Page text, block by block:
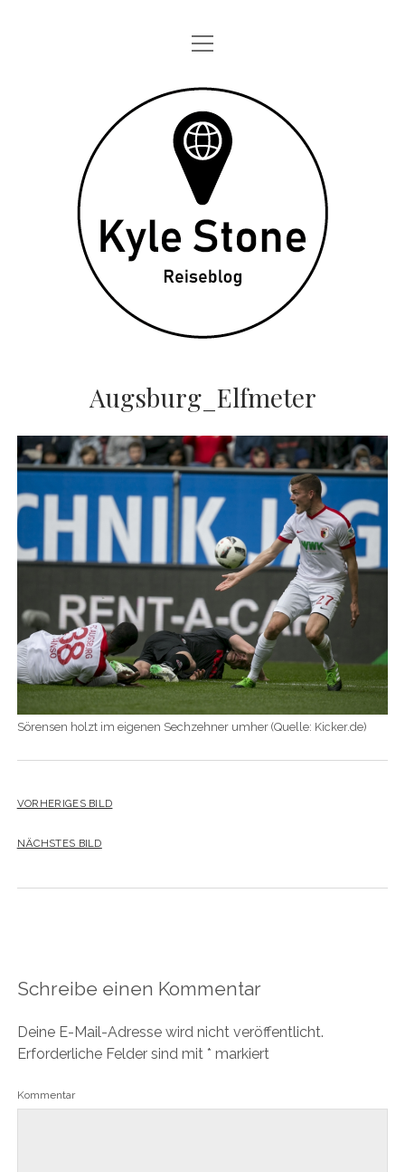
STARTSEITE
ONE DAY IN
TAGEBÜCHER
ÜBER MICH
DATENSCHUTZ
twitterinstagram
Menü
öffnen
Kyle
Stone
Augsburg_Elfmeter
Sörensen holzt im eigenen Sechzehner umher (Quelle: Kicker.de)
VORHERIGES BILD
NÄCHSTES BILD
Schreibe einen Kommentar
Deine E-Mail-Adresse wird nicht veröffentlicht.
Erforderliche Felder sind mit * markiert
Kommentar